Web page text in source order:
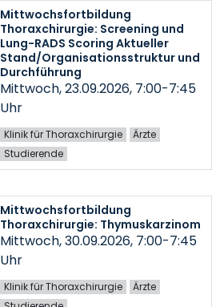
Mittwochsfortbildung
Thoraxchirurgie: Screening und
Lung-RADS Scoring Aktueller
Stand/Organisationsstruktur und
Durchführung
Mittwoch, 23.09.2026, 7:00-7:45
Uhr
Klinik für Thoraxchirurgie
Ärzte
Studierende
Mittwochsfortbildung
Thoraxchirurgie: Thymuskarzinom
Mittwoch, 30.09.2026, 7:00-7:45
Uhr
Klinik für Thoraxchirurgie
Ärzte